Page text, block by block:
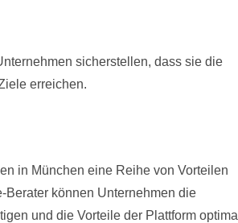
sicherstellen, dass sie die
erreichen.
in München eine Reihe von Vorteilen
Berater können Unternehmen die
und die Vorteile der Plattform optimal